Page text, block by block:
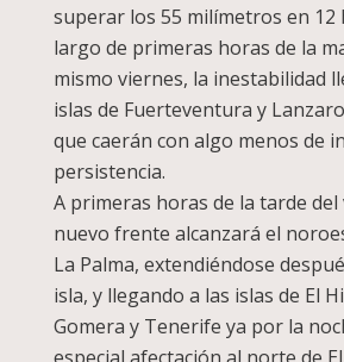
superar los 55 milímetros en 12
largo de primeras horas de la
mismo viernes, la inestabilidad
islas de Fuerteventura y
que caerán con algo menos de
persistencia.
A primeras horas de la tarde del
nuevo frente alcanzará el
La Palma, extendiéndose
isla, y llegando a las islas de El
Gomera y Tenerife ya por la